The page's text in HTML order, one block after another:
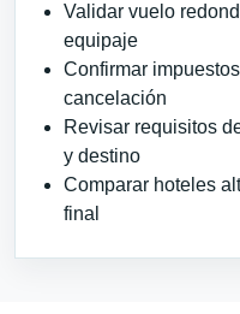
Validar vuelo
equipaje
Confirmar
cancelación
Revisar requisitos
y destino
Comparar hoteles
final